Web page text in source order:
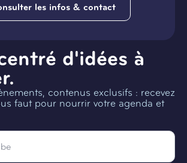
les infos & contact
d'idées à
contenus exclusifs : recevez
faut pour nourrir votre agenda et